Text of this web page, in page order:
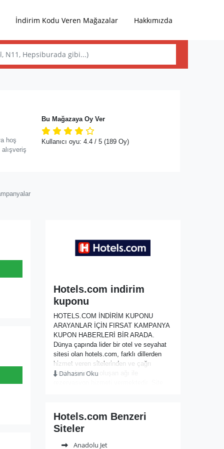
İndirim Kodu Veren Mağazalar Hakkımızda
Bu Mağazaya Oy Ver
Kullanıcı oyu: 4.4/ 5 (189 Oy)
hoş
Hotels.com indirim
kuponu
HOTELS.COM İNDİRİM KUPONU
ARAYANLAR İÇİN FIRSAT KAMPANYA
KUPON HABERLERİ BİR ARADA.
Dünya çapında lider bir otel ve seyahat
sitesi olan hotels.com, farklı dillerden
hizmet veren sitelerinden ve çağrı
merkezlerinden oluşan ağı ile
otel zincirinin yanı sıra self catering
oteller de dahil olmak üzere,
müşterilerine internet üzerindeki en geniş
Dahasını Oku
Hotels.com Benzeri
Siteler
Anadolu Jet